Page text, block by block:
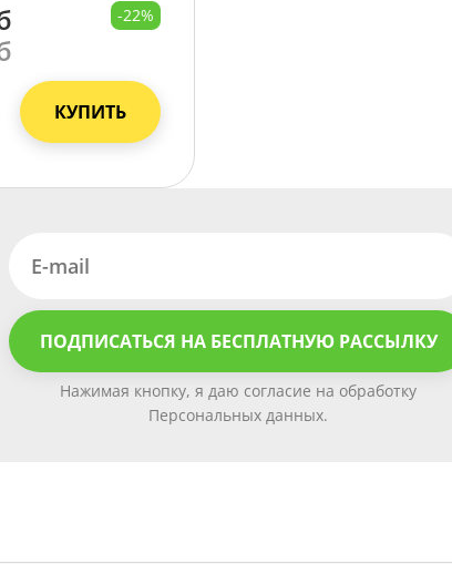
-22%
КУПИТЬ
ПОДПИСАТЬСЯ НА БЕСПЛАТНУЮ РАССЫЛКУ
Нажимая кнопку, я даю согласие на обработку
Персональных данных.